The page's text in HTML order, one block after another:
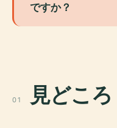
ですか？
01 見どころ